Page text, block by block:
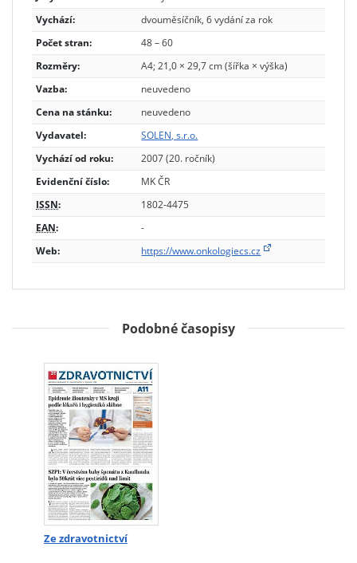
Vychází:
dvouměsíčník, 6 vydání za rok
Počet stran:
48 – 60
Rozměry:
A4; 21,0 × 29,7 cm (šířka × výška)
Vazba:
neuvedeno
Cena na stánku:
neuvedeno
Vydavatel:
SOLEN, s.r.o.
Vychází od roku:
2007 (20. ročník)
Evidenční číslo:
MK ČR
ISSN:
1802-4475
EAN:
-
Web:
https://www.onkologiecs.cz
Podobné časopisy
Ze zdravotnictví